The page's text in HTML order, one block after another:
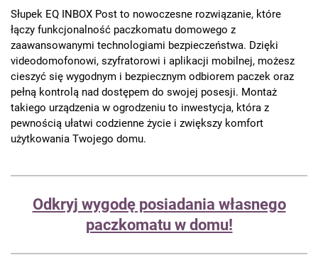
Słupek EQ INBOX Post to nowoczesne rozwiązanie, które
łączy funkcjonalność paczkomatu domowego z
zaawansowanymi technologiami bezpieczeństwa. Dzięki
videodomofonowi, szyfratorowi i aplikacji mobilnej, możesz
cieszyć się wygodnym i bezpiecznym odbiorem paczek oraz
pełną kontrolą nad dostępem do swojej posesji. Montaż
takiego urządzenia w ogrodzeniu to inwestycja, która z
pewnością ułatwi codzienne życie i zwiększy komfort
użytkowania Twojego domu.
Odkryj wygodę posiadania własnego
paczkomatu w domu!